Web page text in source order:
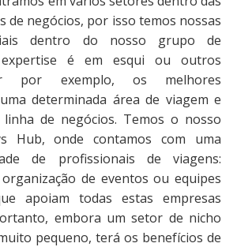
de negócios, por isso temos nossas
dentro do nosso grupo de
expertise é em esqui ou outros
por exemplo, os melhores
determinada área de viagem e
de negócios. Temos o nosso
Hub, onde contamos com uma
de profissionais de viagens:
de eventos ou equipes
apoiam todas estas empresas
embora um setor de nicho
pequeno, terá os benefícios de